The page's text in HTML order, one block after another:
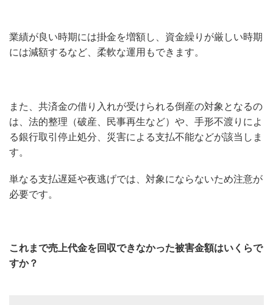
業績が良い時期には掛金を増額し、資金繰りが厳しい時期
には減額するなど、柔軟な運用もできます。
また、共済金の借り入れが受けられる倒産の対象となるの
は、法的整理（破産、民事再生など）や、手形不渡りによ
る銀行取引停止処分、災害による支払不能などが該当しま
す。
単なる支払遅延や夜逃げでは、対象にならないため注意が
必要です。
これまで売上代金を回収できなかった被害金額はいくらで
すか？